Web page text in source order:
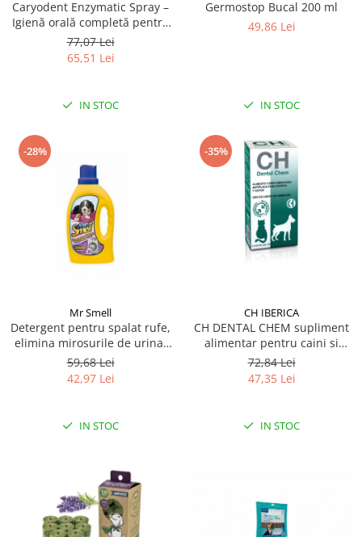
Caryodent Enzymatic Spray –
Igienă orală completă pentru
câini și pisici, 75g
77,07 Lei
65,51 Lei
IN STOC
Germostop Bucal 200 ml
49,86 Lei
IN STOC
-28%
Mr Smell
Detergent pentru spalat rufe,
elimina mirosurile de urina,
Mr Smell, lavanda, 1L
59,68 Lei
42,97 Lei
IN STOC
-35%
CH IBERICA
CH DENTAL CHEM supliment
alimentar pentru caini si
pisici, recomandat pentru
prevenirea formarii placii
72,84 Lei
47,35 Lei
IN STOC